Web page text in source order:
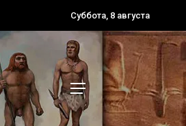
Суббота, 8 августа